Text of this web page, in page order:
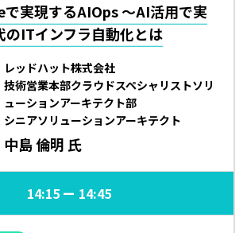
実現するAIOps ～AI活用で実
のITインフラ自動化とは
レッドハット株式会社
技術営業本部クラウドスペシャリストソリ
ューションアーキテクト部
シニアソリューションアーキテクト
中島 倫明 氏
14:15 14:45